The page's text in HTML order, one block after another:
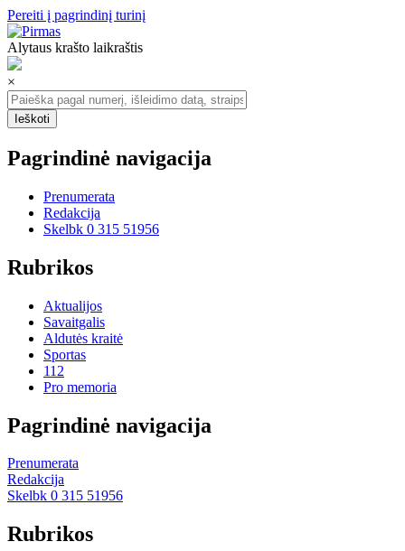
Pereiti į pagrindinį turinį
Alytaus krašto laikraštis
×
Pagrindinė navigacija
Prenumerata
Redakcija
Skelbk 0 315 51956
Rubrikos
Aktualijos
Savaitgalis
Aldutės kraitė
Sportas
112
Pro memoria
Pagrindinė navigacija
Prenumerata
Redakcija
Skelbk 0 315 51956
Rubrikos